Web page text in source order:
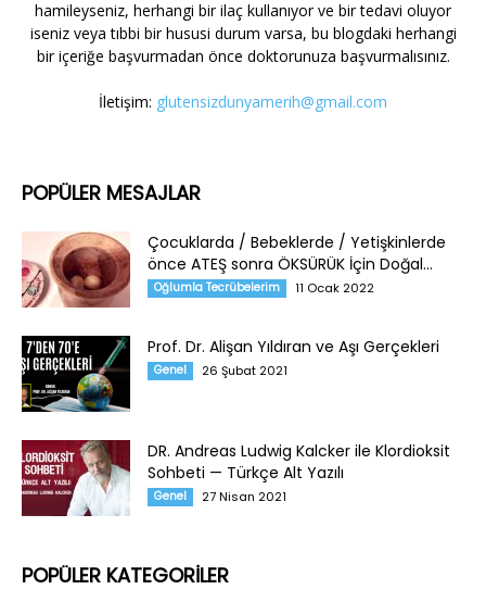
hamileyseniz, herhangi bir ilaç kullanıyor ve bir tedavi oluyor
iseniz veya tıbbi bir hususi durum varsa, bu blogdaki herhangi
bir içeriğe başvurmadan önce doktorunuza başvurmalısınız.
İletişim: glutensizdunyamerih@gmail.com
POPÜLER MESAJLAR
Çocuklarda / Bebeklerde / Yetişkinlerde
önce ATEŞ sonra ÖKSÜRÜK İçin Doğal...
Oğlumla Tecrübelerim 11 Ocak 2022
Prof. Dr. Alişan Yıldıran ve Aşı Gerçekleri
Genel 26 Şubat 2021
DR. Andreas Ludwig Kalcker ile Klordioksit
Sohbeti — Türkçe Alt Yazılı
Genel 27 Nisan 2021
POPÜLER KATEGORİLER